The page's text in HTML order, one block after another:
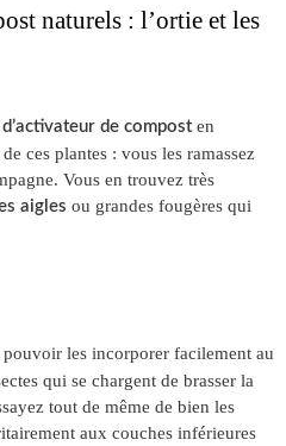
naturels : l’ortie et les
d’activateur de composten
ces plantes : vous les ramassez
Vous en trouvez très
aigles ou grandes fougères qui
les incorporer facilement au
qui se chargent de brasser la
tout de même de bien les
aux couches inférieures